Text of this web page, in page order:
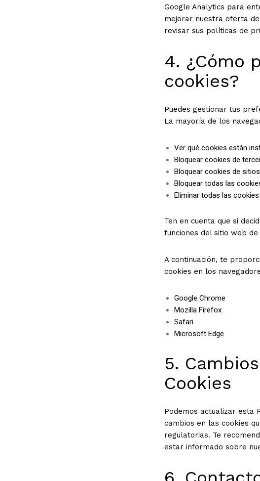
Google Analytics para
mejorar nuestra oferta
revisar sus políticas de
4. ¿Cómo
cookies?
Puedes gestionar tus
La mayoría de los
Ver qué cookies están
Bloquear cookies de
Bloquear cookies de
Bloquear todas las
Eliminar todas las
Ten en cuenta que si
funciones del sitio web
A continuación, te
cookies en los
Google Chrome
Mozilla Firefox
Safari
Microsoft Edge
5.
Cookies
Podemos actualizar esta
cambios en las cookies
regulatorias. Te
estar informado sobre